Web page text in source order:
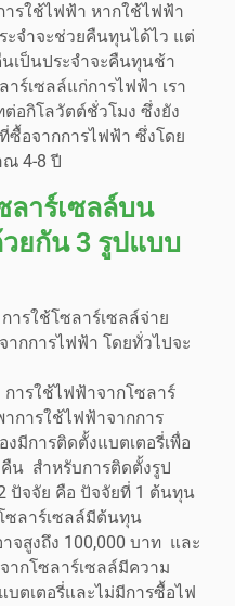
รใช้ไฟฟ้า หากใช้ไฟฟ้า
ะจำจะช่วยคืนทุนได้ไว แต่
เป็นประจำจะคืนทุนช้า
ร์เซลล์แก่การไฟฟ้า เรา
อกิโลวัตต์ชั่วโมง ซึ่งยัง
ซื้อจากการไฟฟ้า ซึ่งโดย
ณ 4-8 ปี
ลาร์เซลล์บน
ยกัน 3 รูปแบบ
ารใช้โซลาร์เซลล์จ่าย
กการไฟฟ้า โดยทั่วไปจะ
การใช้ไฟฟ้าจากโซลาร์
าการใช้ไฟฟ้าจากการ
มีการติดตั้งแบตเตอรี่เพื่อ
น สำหรับการติดตั้งรูป
ปัจจัย คือ ปัจจัยที่ 1 ต้นทุน
ซลาร์เซลล์มีต้นทุน
จสูงถึง 100,000 บาท และ
ากโซลาร์เซลล์มีความ
ตเตอรี่และไม่มีการซื้อไฟ